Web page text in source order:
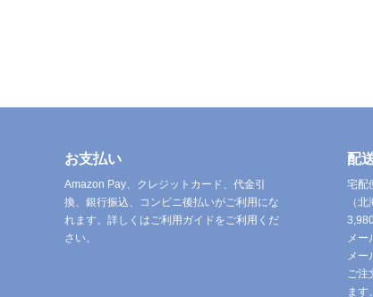
お支払い
Amazon Pay、クレジットカード、代金引
換、銀行振込、コンビニ後払いがご利用にな
れます。詳しくはご利用ガイドをご利用くだ
さい。
配
宅配
（
メ
メー
ご注
ます